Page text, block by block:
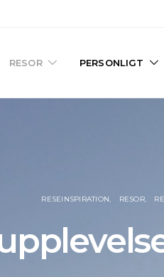
RESOR PERSONLIGT
RESEINSPIRATION RESOR